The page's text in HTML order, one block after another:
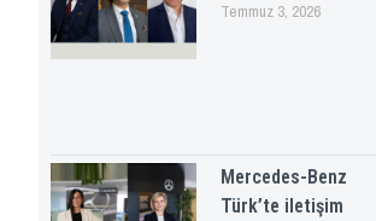
Temmuz 3, 2026
Mercedes-Benz
Türk’te iletişim